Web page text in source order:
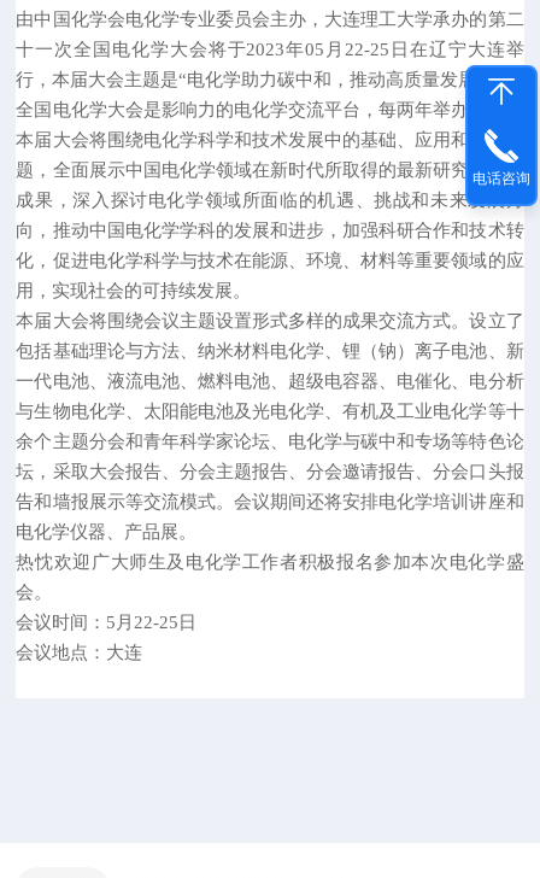
由中国化学会电化学专业委员会主办，大连理工大学承办的第二
十一次全国电化学大会将于2023年05月22-25日在辽宁大连举
行，本届大会主题是“电化学助力碳中和，推动高质量发展"。
全国电化学大会是影响力的电化学交流平台，每两年举办一次。
本届大会将围绕电化学科学和技术发展中的基础、应用和前沿问
题，全面展示中国电化学领域在新时代所取得的最新研究进展和
成果，深入探讨电化学领域所面临的机遇、挑战和未来发展方
向，推动中国电化学学科的发展和进步，加强科研合作和技术转
化，促进电化学科学与技术在能源、环境、材料等重要领域的应
用，实现社会的可持续发展。
本届大会将围绕会议主题设置形式多样的成果交流方式。设立了
包括基础理论与方法、纳米材料电化学、锂（钠）离子电池、新
一代电池、液流电池、燃料电池、超级电容器、电催化、电分析
与生物电化学、太阳能电池及光电化学、有机及工业电化学等十
余个主题分会和青年科学家论坛、电化学与碳中和专场等特色论
坛，采取大会报告、分会主题报告、分会邀请报告、分会口头报
告和墙报展示等交流模式。会议期间还将安排电化学培训讲座和
电化学仪器、产品展。
热忱欢迎广大师生及电化学工作者积极报名参加本次电化学盛
会。
会议时间：5月22-25日
会议地点：大连
电话咨询